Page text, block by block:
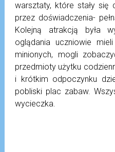
warsztaty, które stały się
przez doświadczenia-
Kolejną atrakcją była
oglądania uczniowie
minionych, mogli
przedmioty użytku
i krótkim odpoczynku
pobliski plac zabaw.
wycieczka.